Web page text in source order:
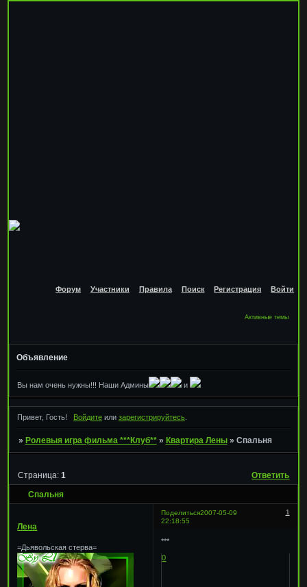
Форум Участники Правила Поиск Регистрация Войти
Активные темы
Объявление
Вы нам очень нужны!!! Наши Админы и
Привет, Гость! Войдитеили зарегистрируйтесь.
» Ролевыя игра фильма ***Клуб** » Квартира Лены » Спальня
Спальня
Страница: 1 Ответить
Поделиться 1
2007-05-09
22:18:55
Лена
=Дьявольская стерва=
***
0